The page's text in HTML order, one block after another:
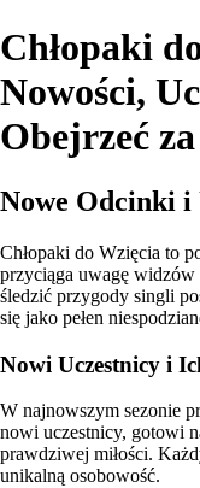
Chłopaki
Nowości,
Obejrzeć
Nowe Odcinki i
Chłopaki do Wzięcia to
przyciąga uwagę
śledzić przygody singli
się jako pełen
Nowi Uczestnicy i
W najnowszym sezonie
nowi uczestnicy, gotowi
prawdziwej miłości.
unikalną osobowość.